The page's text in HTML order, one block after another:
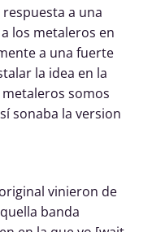
a una
los metaleros en
a una fuerte
la idea en la
somos
sonaba la version
vinieron de
banda